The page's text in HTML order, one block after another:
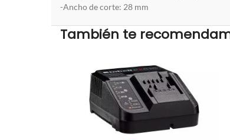
-Ancho de corte: 28 mm
También te